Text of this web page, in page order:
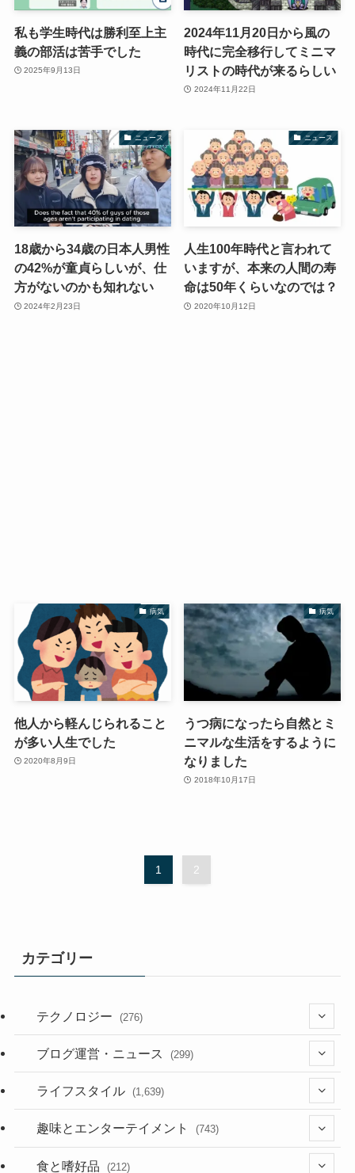
私も学生時代は勝利至上主
義の部活は苦手でした
2025年9月13日
2024年11月20日から風の
時代に完全移行してミニマ
リストの時代が来るらしい
2024年11月22日
ニュース
18歳から34歳の日本人男性
の42%が童貞らしいが、仕
方がないのかも知れない
2024年2月23日
ニュース
人生100年時代と言われて
いますが、本来の人間の寿
命は50年くらいなのでは？
2020年10月12日
病気
他人から軽んじられること
が多い人生でした
2020年8月9日
病気
うつ病になったら自然とミ
ニマルな生活をするように
なりました
2018年10月17日
1 2
カテゴリー
テクノロジー (276)
(36)
(187)
ブログ運営・ニュース (299)
(118)
(181)
ライフスタイル (1,639)
(394)
(282)
趣味とエンターテイメント (743)
(56)
食と嗜好品 (212)